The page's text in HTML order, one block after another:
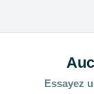
Essayez